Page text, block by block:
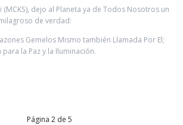
(MCKS), dejo al Planeta ya de Todos Nosotros un
de verdad:
Gemelos Mismo también Llamada Por El;
la Paz y la Iluminación.
Página 2 de 5